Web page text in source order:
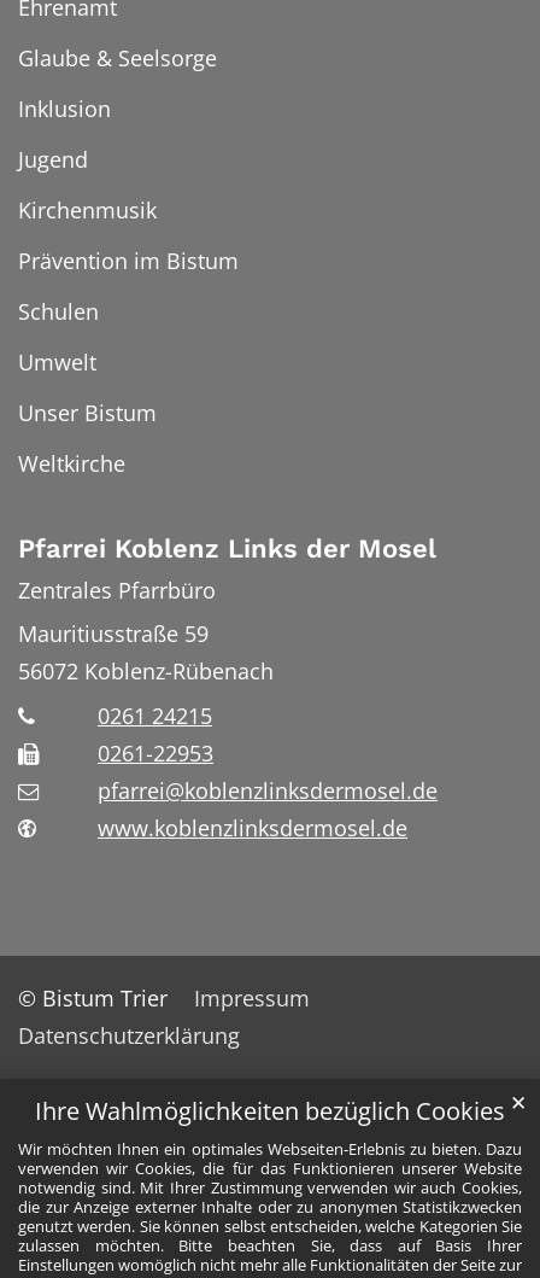
Ihre Wahlmöglichkeiten bezüglich Cookies
Wir möchten Ihnen ein optimales Webseiten-Erlebnis zu bieten. Dazu
verwenden wir Cookies, die für das Funktionieren unserer Website
notwendig sind. Mit Ihrer Zustimmung verwenden wir auch Cookies,
die zur Anzeige externer Inhalte oder zu anonymen Statistikzwecken
genutzt werden. Sie können selbst entscheiden, welche Kategorien Sie
zulassen möchten. Bitte beachten Sie, dass auf Basis Ihrer
Einstellungen womöglich nicht mehr alle Funktionalitäten der Seite zur
✕
Ehrenamt
Glaube & Seelsorge
Inklusion
Jugend
Kirchenmusik
Prävention im Bistum
Schulen
Umwelt
Unser Bistum
Weltkirche
Pfarrei Koblenz Links der Mosel
Zentrales Pfarrbüro
Mauritiusstraße 59
56072 Koblenz-Rübenach
0261 24215
0261-22953
pfarrei@koblenzlinksdermosel.de
www.koblenzlinksdermosel.de
© Bistum Trier
Impressum
Datenschutzerklärung